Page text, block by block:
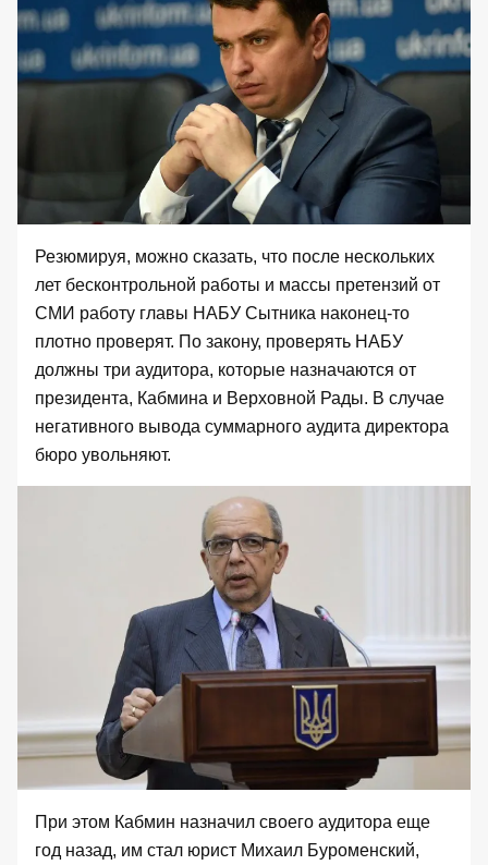
Резюмируя, можно сказать, что после нескольких
лет бесконтрольной работы и массы претензий от
СМИ работу главы НАБУ Сытника наконец-то
плотно проверят. По закону, проверять НАБУ
должны три аудитора, которые назначаются от
президента, Кабмина и Верховной Рады. В случае
негативного вывода суммарного аудита директора
бюро увольняют.
При этом Кабмин назначил своего аудитора еще
год назад, им стал юрист Михаил Буроменский,